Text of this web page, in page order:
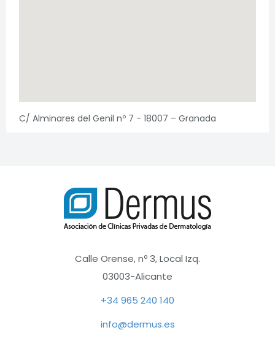
C/ Alminares del Genil nº 7 - 18007 – Granada
Calle Orense, nº 3, Local Izq.
03003-Alicante
+34 965 240 140
info@dermus.es